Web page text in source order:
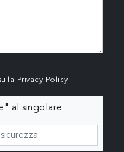
Privacy Policy
al singolare